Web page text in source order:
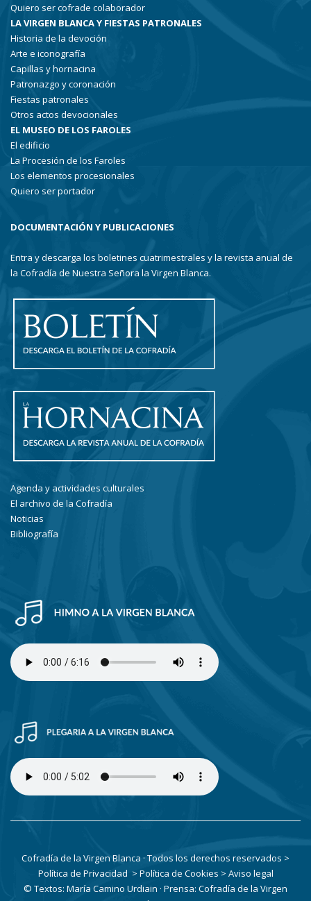
Quiero ser cofrade colaborador
LA VIRGEN BLANCA Y FIESTAS PATRONALES
Historia de la devoción
Arte e iconografía
Capillas y hornacina
Patronazgo y coronación
Fiestas patronales
Otros actos devocionales
EL MUSEO DE LOS FAROLES
El edificio
La Procesión de los Faroles
Los elementos procesionales
Quiero ser portador
DOCUMENTACIÓN Y PUBLICACIONES
Entra y descarga los boletines cuatrimestrales y la revista anual de
la Cofradía de Nuestra Señora la Virgen Blanca.
Agenda y actividades culturales
El archivo de la Cofradía
Noticias
Bibliografía
Cofradía de la Virgen Blanca · Todos los derechos reservados >
Política de Privacidad > Política de Cookies > Aviso legal
© Textos: María Camino Urdiain · Prensa: Cofradía de la Virgen